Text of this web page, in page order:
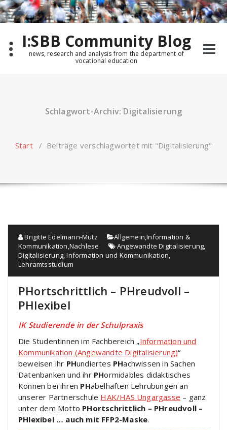
Zum
Inhalt
springen
I:SBB Community Blog
news, research and analysis from the department of
vocational education
Schlagwort-Archiv: Digitalisierung
Start/ Beiträge verschlagwortet mit "Digitalisierung"
Brigitte Edelmann-Mutz Allgemein,Information &
Kommunikation,Nachlese Angewandte Digitalisierung,
Digitalisierung,Information und Kommunikation,
Lehramtsstudium
PHortschrittlich – PHreudvoll –
PHlexibel
IK Studierende in der Schulpraxis
Die Studentinnen im Fachbereich „Information und
Kommunikation (Angewandte Digitalisierung)“
beweisen ihr PHundiertes PHachwissen in Sachen
Datenbanken und ihr PHormidables didaktisches
Können bei ihren PHabelhaften Lehrübungen an
unserer Partnerschule HAK/HAS Ungargasse – ganz
unter dem Motto PHortschrittlich – PHreudvoll –
PHlexibel … auch mit FFP2-Maske.